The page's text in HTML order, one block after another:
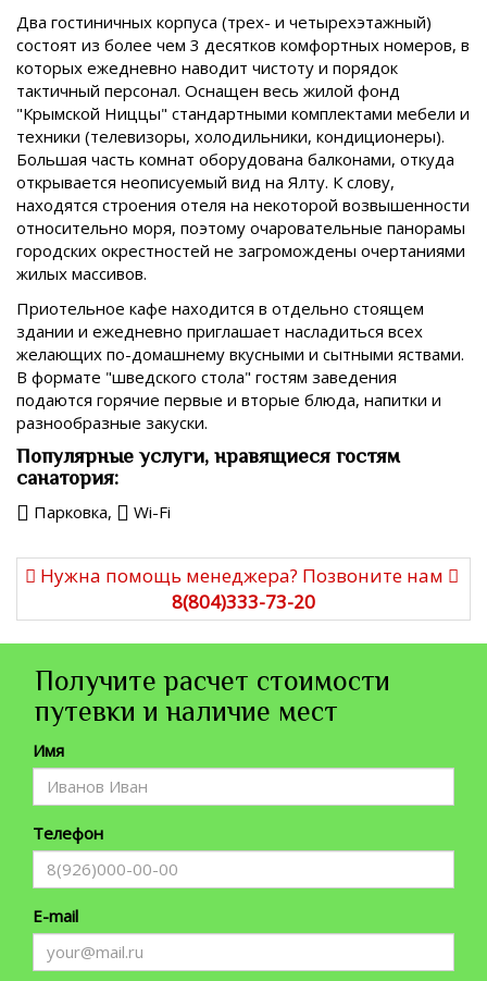
Два гостиничных корпуса (трех- и четырехэтажный)
состоят из более чем 3 десятков комфортных номеров, в
которых ежедневно наводит чистоту и порядок
тактичный персонал. Оснащен весь жилой фонд
"Крымской Ниццы" стандартными комплектами мебели и
техники (телевизоры, холодильники, кондиционеры).
Большая часть комнат оборудована балконами, откуда
открывается неописуемый вид на Ялту. К слову,
находятся строения отеля на некоторой возвышенности
относительно моря, поэтому очаровательные панорамы
городских окрестностей не загромождены очертаниями
жилых массивов.
Приотельное кафе находится в отдельно стоящем
здании и ежедневно приглашает насладиться всех
желающих по-домашнему вкусными и сытными яствами.
В формате "шведского стола" гостям заведения
подаются горячие первые и вторые блюда, напитки и
разнообразные закуски.
Популярные услуги, нравящиеся гостям
санатория:
Парковка, Wi-Fi
Нужна помощь менеджера? Позвоните нам
8(804)333-73-20
Получите расчет стоимости
путевки и наличие мест
Имя
Телефон
E-mail